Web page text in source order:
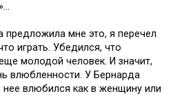
предложила мне это, я перечел
играть. Убедился, что
молодой человек. И значит,
влюбленности. У Бернарда
влюбился как в женщину или